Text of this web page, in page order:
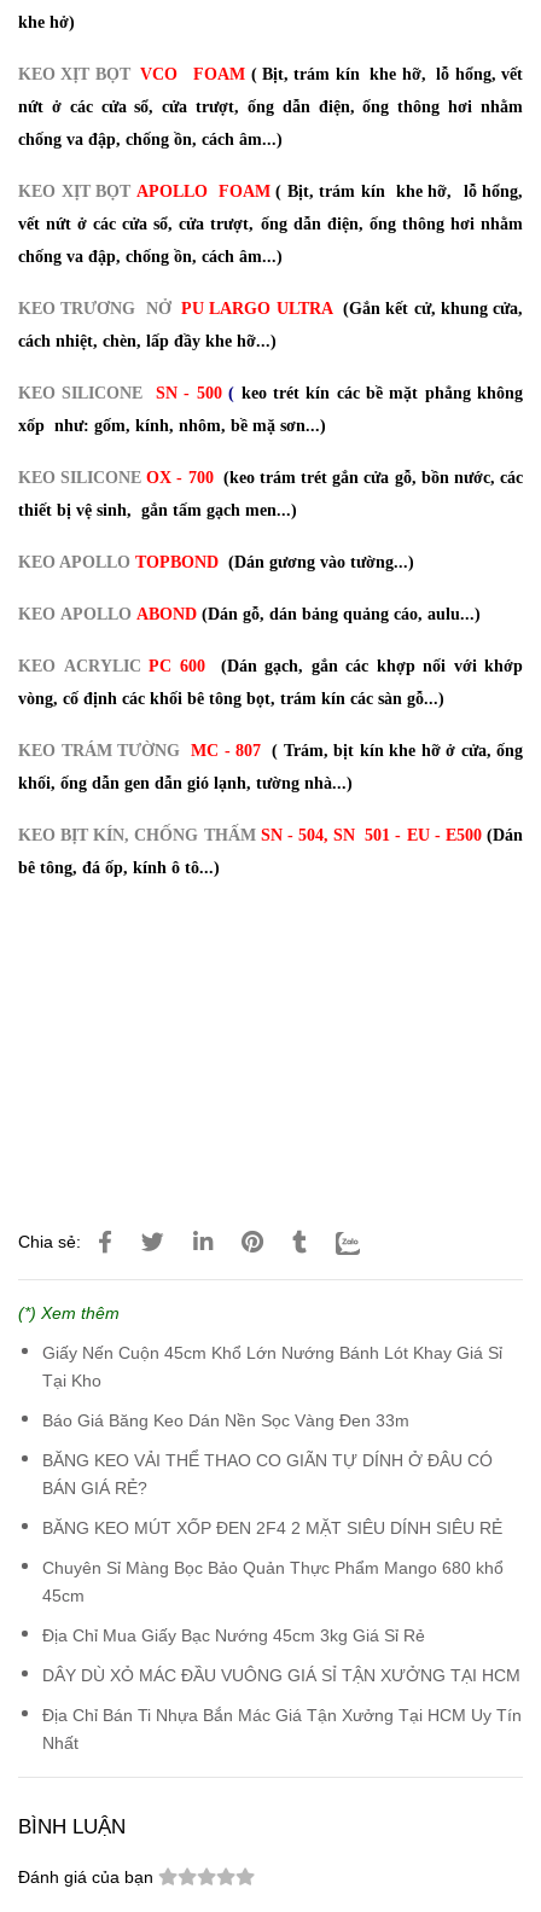
khe hở)
KEO XỊT BỌT VCO FOAM ( Bịt, trám kín khe hỡ, lỗ hổng, vết
nứt ở các cửa sổ, cửa trượt, ống dẫn điện, ống thông hơi nhằm
chống va đập, chống ồn, cách âm...)
KEO XỊT BỌT APOLLOFOAM( Bịt, trám kín khe hỡ, lỗ hổng,
vết nứt ở các cửa sổ, cửa trượt, ống dẫn điện, ống thông hơi nhằm
chống va đập, chống ồn, cách âm...)
KEO TRƯƠNG NỞ PU LARGO ULTRA (Gắn kết cử, khung cửa,
cách nhiệt, chèn, lấp đầy khe hỡ...)
KEO SILICONE SN - 500( keo trét kín các bề mặt phẳng không
xốp như: gốm, kính, nhôm, bề mặ sơn...)
KEO SILICONE OX - 700 (keo trám trét gắn cửa gỗ, bồn nước, các
thiết bị vệ sinh, gắn tấm gạch men...)
KEO APOLLO TOPBOND (Dán gương vào tường...)
KEO APOLLO ABOND (Dán gỗ, dán bảng quảng cáo, aulu...)
KEO ACRYLIC PC 600
(Dán gạch, gắn các khợp nối với khớp
vòng, cố định các khối bê tông bọt, trám kín các sàn gỗ...)
KEO TRÁM TƯỜNG MC - 807 ( Trám, bịt kín khe hỡ ở cửa, ống
khối, ống dẫn gen dẫn gió lạnh, tường nhà...)
KEO BỊT KÍN, CHỐNG THẤM SN - 504, SN 501 - EU - E500(Dán
bê tông, đá ốp, kính ô tô...)
Chia sẻ:
(*) Xem thêm
Giấy Nến Cuộn 45cm Khổ Lớn Nướng Bánh Lót Khay Giá Sỉ
Tại Kho
Báo Giá Băng Keo Dán Nền Sọc Vàng Đen 33m
BĂNG KEO VẢI THỂ THAO CO GIÃN TỰ DÍNH Ở ĐÂU CÓ
BÁN GIÁ RẺ?
BĂNG KEO MÚT XỐP ĐEN 2F4 2 MẶT SIÊU DÍNH SIÊU RẺ
Chuyên Sỉ Màng Bọc Bảo Quản Thực Phẩm Mango 680 khổ
45cm
Địa Chỉ Mua Giấy Bạc Nướng 45cm 3kg Giá Sỉ Rẻ
DÂY DÙ XỎ MÁC ĐẦU VUÔNG GIÁ SỈ TẬN XƯỞNG TẠI HCM
Địa Chỉ Bán Ti Nhựa Bắn Mác Giá Tận Xưởng Tại HCM Uy Tín
Nhất
BÌNH LUẬN
Đánh giá của bạn